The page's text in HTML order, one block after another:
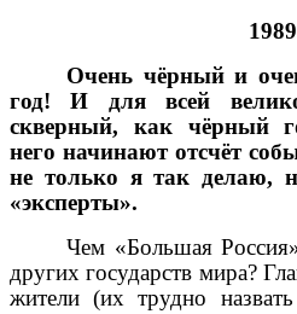
Очень чёрный и
год! И для всей
скверный, как чёрный
него начинают отсчёт
не только я так делаю,
«эксперты».
Чем «Большая
других государств мира?
жители (их трудно